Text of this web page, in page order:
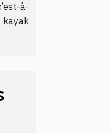
à-
kayak